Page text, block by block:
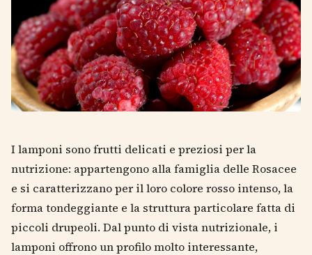
I lamponi sono frutti delicati e preziosi per la
nutrizione: appartengono alla famiglia delle Rosacee
e si caratterizzano per il loro colore rosso intenso, la
forma tondeggiante e la struttura particolare fatta di
piccoli drupeoli. Dal punto di vista nutrizionale, i
lamponi offrono un profilo molto interessante,